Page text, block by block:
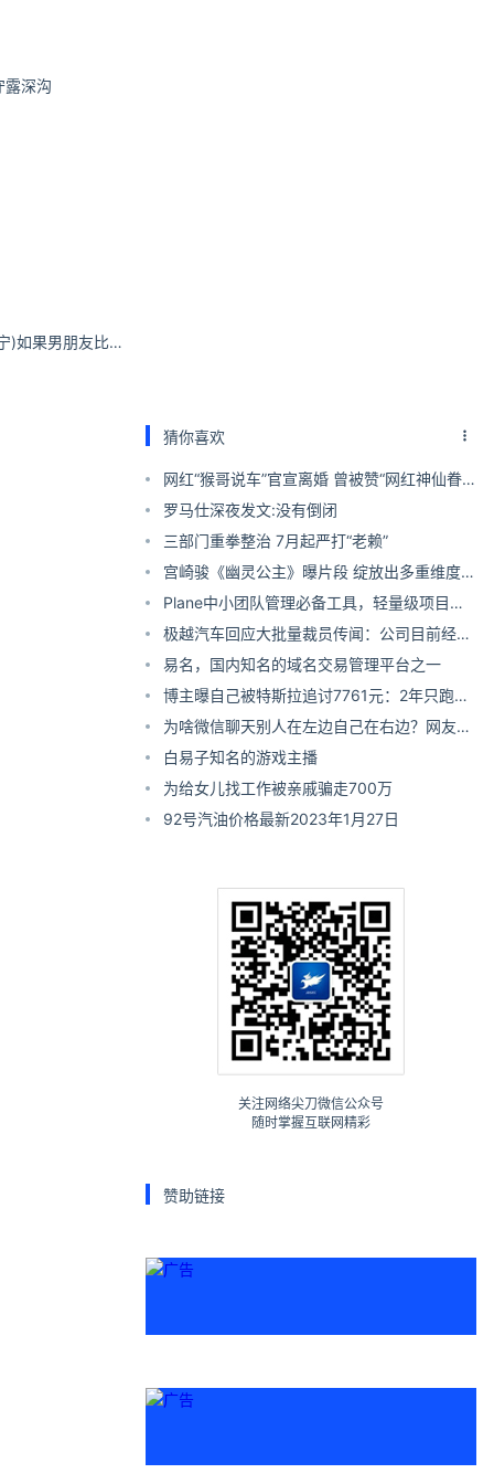
露深沟
宁宁子同学(桜井宁宁)如果男朋友比较帅，和他吵架时候看着脸就能消点气
猜你喜欢
网红“猴哥说车”官宣离婚 曾被赞“网红神仙眷
侣”
罗马仕深夜发文:没有倒闭
三部门重拳整治 7月起严打“老赖”
宫崎骏《幽灵公主》曝片段 绽放出多重维度生
命力
Plane中小团队管理必备工具，轻量级项目管
理工具
极越汽车回应大批量裁员传闻：公司目前经营
一切如常
易名，国内知名的域名交易管理平台之一
博主曝自己被特斯拉追讨7761元：2年只跑了
4400公里 拿不到国家补贴
为啥微信聊天别人在左边自己在右边？网友：
不合群呗
白易子知名的游戏主播
为给女儿找工作被亲戚骗走700万
92号汽油价格最新2023年1月27日
关注网络尖刀微信公众号
随时掌握互联网精彩
赞助链接